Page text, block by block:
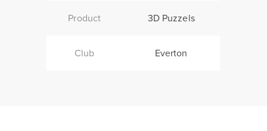
Product 3D Puzzels
Club Everton